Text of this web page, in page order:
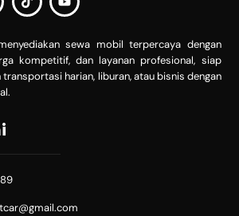
sewa mobil terpercaya dengan
kompetitif, dan layanan profesional, siap
harian, liburan, atau bisnis dengan